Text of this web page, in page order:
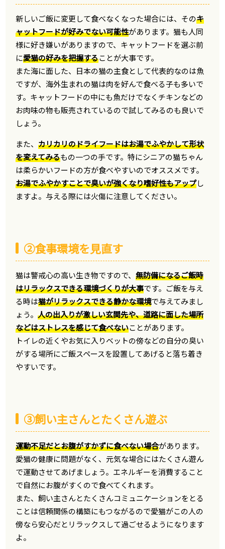
新しいご飯に変更して食べなくなった場合には、そのキ
ャットフードが好みでない可能性があります。猫も人同
様に好き嫌いがありますので、キャットフードを選ぶ前
に愛猫の好みを把握することが大事です。
また海に面した、日本の猫の主食として代表的なのは魚
ですが、海外生まれの猫は肉を好んで食べる子も多いで
す。キャットフードの中にも魚だけでなくチキンなどの
お肉味の物も販売されているので試してみるのも良いで
しょう。
また、カリカリのドライフードはお湯でふやかして形状
を変えてみるもの一つの手です。特にシニアの猫ちゃん
は柔らかいフードの方が食べやすいのでオススメです。
お湯でふやかすことで臭いが強くなり嗜好性もアップし
ますよ。与える際には火傷に注意してください。
②食事環境を見直す
猫は警戒心の高い生き物ですので、無防備になるご飯時
はリラックスできる環境づくりが大事です。ご飯を与え
る時は猫がリラックスできる静かな環境で与えてみまし
ょう。人の出入りが激しい玄関先や、道路に面した場所
などはストレスを感じて食べないことがあります。
トイレの近くやお気に入りベットの傍などの自分の臭い
がする場所にご飯スペースを設置してあげると落ち着き
やすいです。
③飼い主さんとたくさん遊ぶ
運動不足だとお腹がすかずに食べない場合があります。
愛猫の健康に問題がなく、元気な場合にはたくさん遊ん
で運動させてあげましょう。エネルギーを消費すること
で自然にお腹がすくので食べてくれます。
また、飼い主さんとたくさんコミュニケーションをとる
ことは信頼関係の構築にもつながるので愛猫がこの人の
傍なら安心だとリラックスして過ごせるようになります
よ。